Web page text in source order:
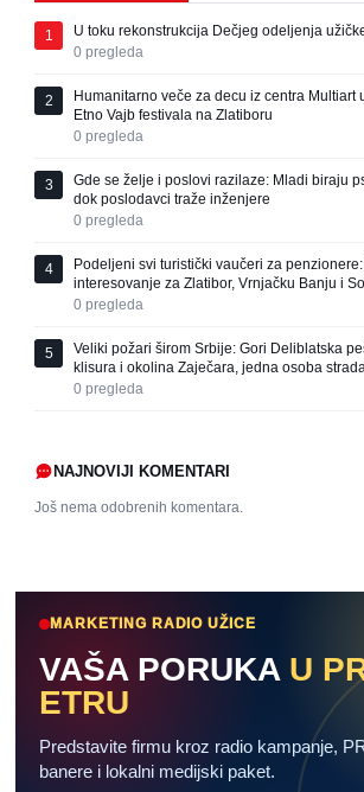
1
U toku rekonstrukcija Dečjeg odeljenja
0 pregleda
2
Humanitarno veče za decu iz centra Multiart
Etno Vajb festivala na Zlatiboru
0 pregleda
3
Gde se želje i poslovi razilaze: Mladi biraju
dok poslodavci traže inženjere
0 pregleda
4
Podeljeni svi turistički vaučeri za
interesovanje za Zlatibor, Vrnjačku Banju i
0 pregleda
5
Veliki požari širom Srbije: Gori Deliblatska
klisura i okolina Zaječara, jedna osoba
0 pregleda
NAJNOVIJI KOMENTARI
Još nema odobrenih komentara.
MARKETING RADIO UŽICE
VAŠA PORUKA U
ETRU
Predstavite firmu kroz radio kampanje,
banere i lokalni medijski paket.